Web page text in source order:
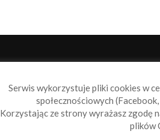
Sailbook.pl to
wiadomości
nie tylko.
Serwis wykorzystuje pliki cookies w
społecznościowych
Korzystając ze strony wyrażasz zgodę
plików